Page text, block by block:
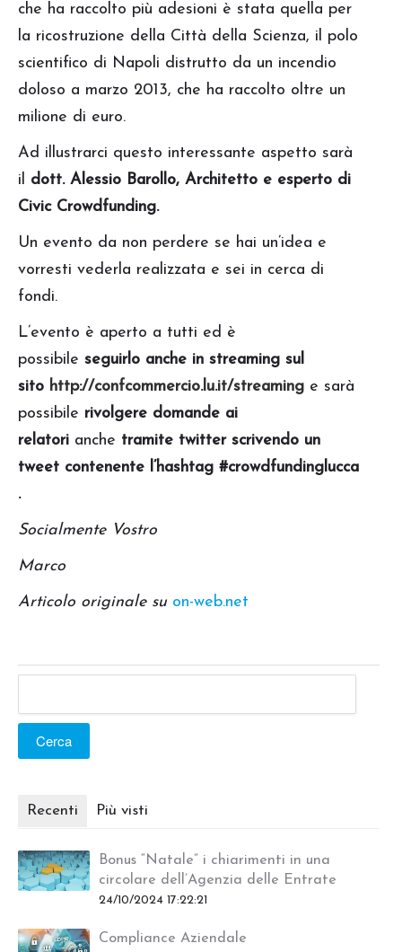
che ha raccolto più adesioni è stata quella per
la ricostruzione della Città della Scienza, il polo
scientifico di Napoli distrutto da un incendio
doloso a marzo 2013, che ha raccolto oltre un
milione di euro.
Ad illustrarci questo interessante aspetto sarà
il dott. Alessio Barollo, Architetto e esperto di
Civic Crowdfunding.
Un evento da non perdere se hai un’idea e
vorresti vederla realizzata e sei in cerca di
fondi.
L’evento è aperto a tutti ed è
possibile seguirlo anche in streaming sul
sito http://confcommercio.lu.it/streaming e sarà
possibile rivolgere domande ai
relatori anche tramite twitter scrivendo un
tweet contenente l’hashtag #crowdfundinglucca
.
Socialmente Vostro
Marco
Articolo originale su on-web.net
Recenti Più visti
Bonus “Natale” i chiarimenti in una
circolare dell’Agenzia delle Entrate
24/10/2024 17:22:21
Compliance Aziendale